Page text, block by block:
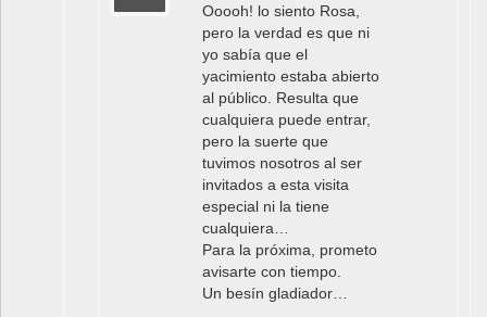
Ooooh! lo siento Rosa,
pero la verdad es que ni
yo sabía que el
yacimiento estaba abierto
al público. Resulta que
cualquiera puede entrar,
pero la suerte que
tuvimos nosotros al ser
invitados a esta visita
especial ni la tiene
cualquiera…
Para la próxima, prometo
avisarte con tiempo.
Un besín gladiador…